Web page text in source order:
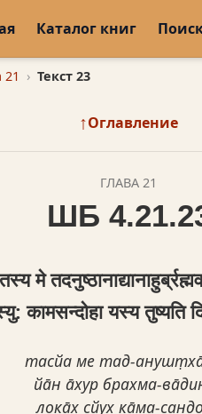
Каталог книг
21 Текст 23
↑Оглавление
ГЛАВА 21
ШБ
मे
कामसन्दोहा यस्य तुष्यति
тасйа ме тад-
йа̄н а̄хур брахма-
лока̄х̣ сйух̣ ка̄ма-